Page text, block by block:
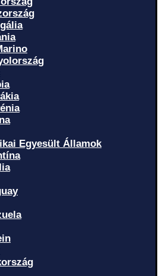
Egyesült Államok